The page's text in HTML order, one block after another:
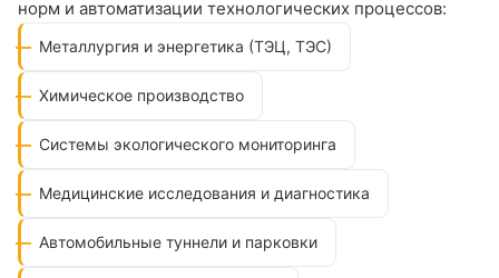
норм и автоматизации технологических процессов:
Металлургия и энергетика (ТЭЦ, ТЭС)
Химическое производство
Системы экологического мониторинга
Медицинские исследования и диагностика
Автомобильные туннели и парковки